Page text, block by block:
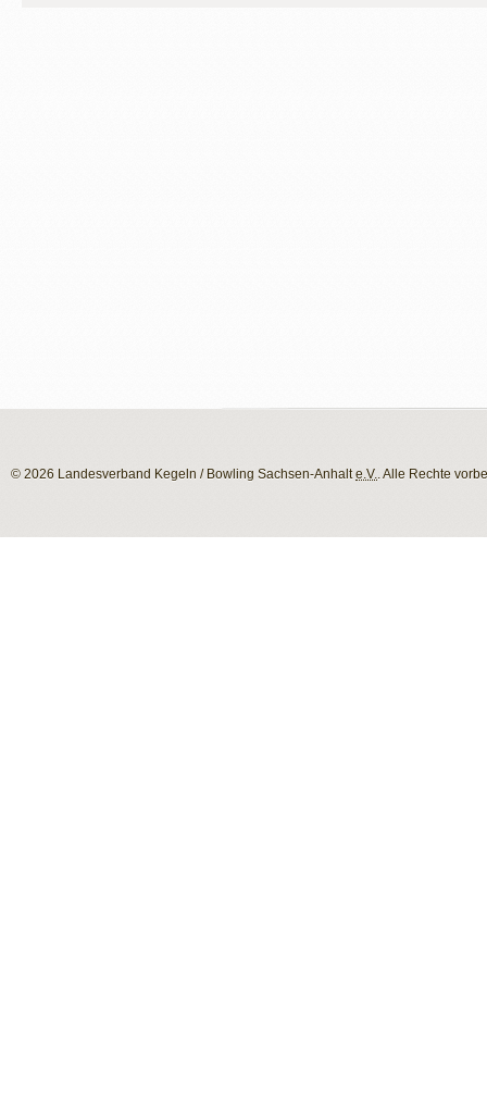
© 2026 Landesverband Kegeln / Bowling Sachsen-Anhalte.V.. Alle Rechte